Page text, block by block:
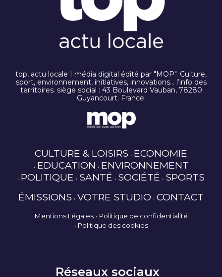
top, actu locale I média digital édité par "MOP". Culture,
sport, environnement, initiatives, innovations… l’info des
territoires. siège social : 43 Boulevard Vauban, 78280
Guyancourt. France.
CULTURE & LOISIRS ECONOMIE
EDUCATION ENVIRONNEMENT
POLITIQUE SANTÉ SOCIÉTÉ SPORTS
ÉMISSIONS VOTRE STUDIO CONTACT
Mentions Légales
Politique de confidentialité
Politique des cookies
Réseaux sociaux